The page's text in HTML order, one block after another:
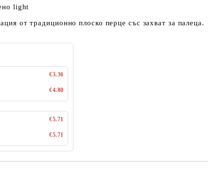
light
от традиционно плоско перце със захват за палеца.
€3.36
€4.80
€5.71
€5.71